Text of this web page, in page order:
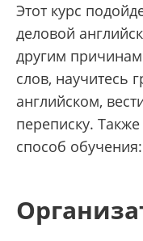
Этот курс
деловой
другим
слов, научитесь
английском,
переписку.
способ